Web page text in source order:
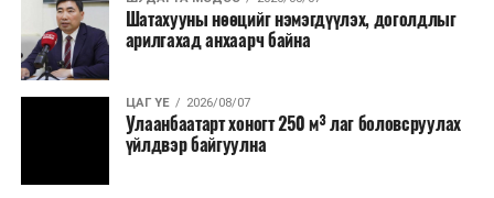
тушаалтны томилолтоос бусад гадаад
томилолт, гадаадын зочин хүлээн авах зардал;
Зайлшгүй шаардлагагүй тоног төхөөрөмж,
тавилга, автомашин худалдан авах;
Батлан хамгаалах, хууль зүйн салбараас бусад
Шатахууны нөөцийг нэмэгдүүлэх, доголдлыг
арилгахад анхаарч байна
ЦАГ ҮЕ 2026/08/07
Улаанбаатарт хоногт 250 м³ лаг боловсруулах
үйлдвэр байгуулна